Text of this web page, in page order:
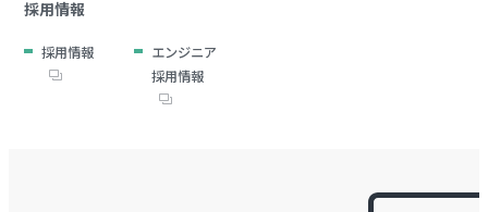
採用情報
採用情報
エンジニア
採用情報